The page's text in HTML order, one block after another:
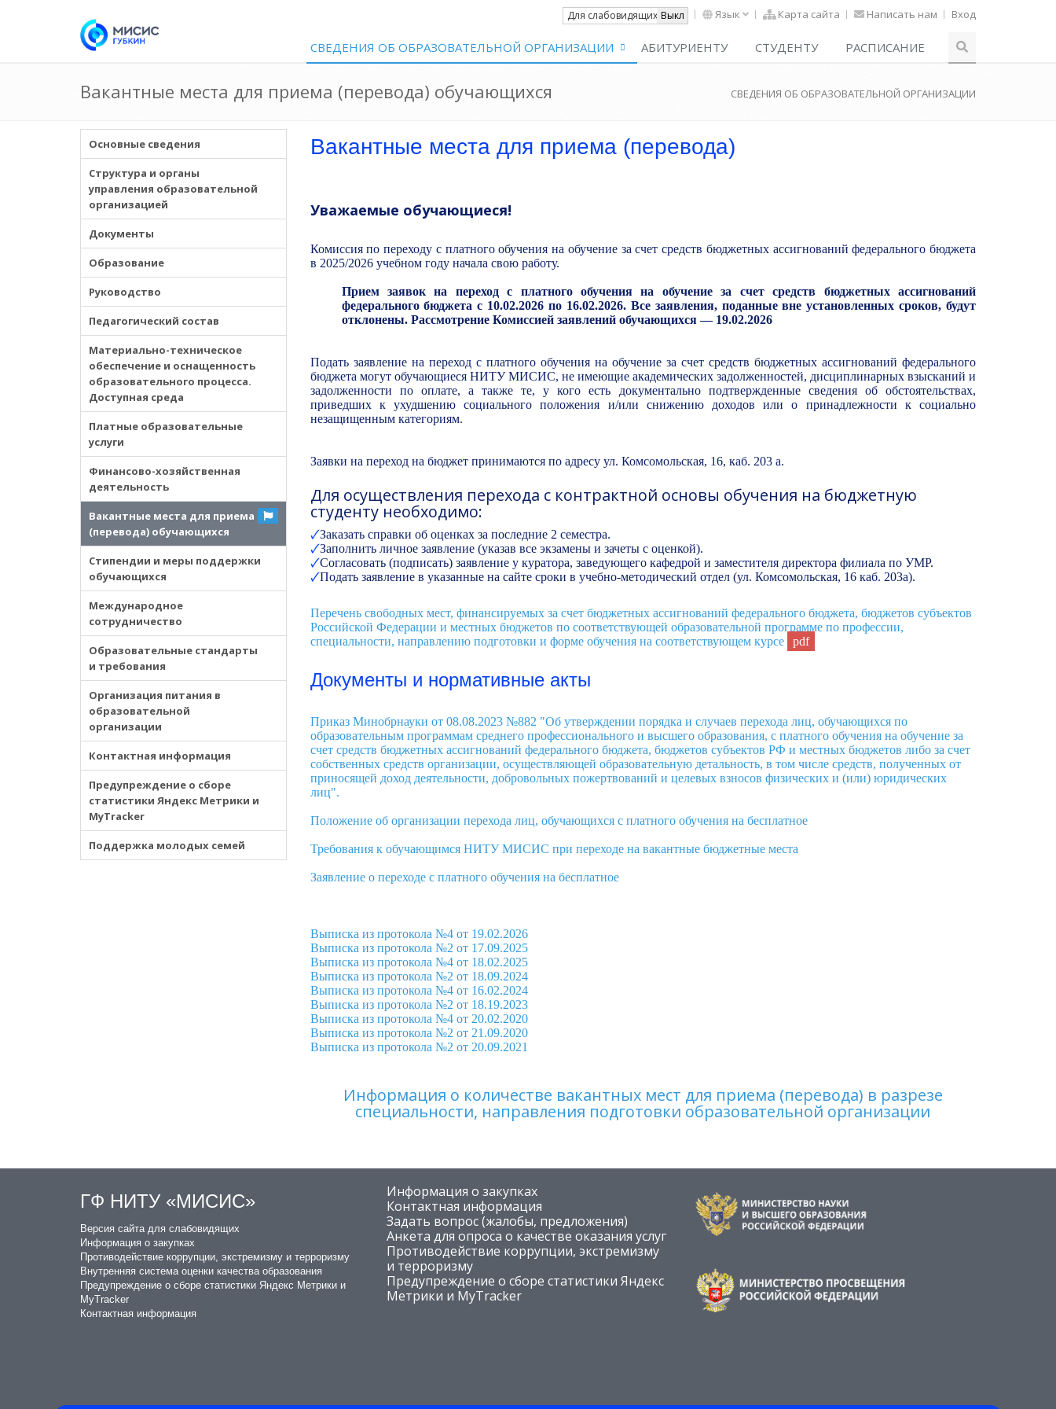
Для слабовидящих Выкл Язык Карта сайта Написать нам Вход
СВЕДЕНИЯ ОБ ОБРАЗОВАТЕЛЬНОЙ ОРГАНИЗАЦИИ АБИТУРИЕНТУ СТУДЕНТУ РАСПИСАНИЕ
Вакантные места для приема (перевода) обучающихся СВЕДЕНИЯ ОБ ОБРАЗОВАТЕЛЬНОЙ ОРГАНИЗАЦИИ
Основные сведения
Структура и органы
управления образовательной
организацией
Документы
Образование
Руководство
Педагогический состав
Материально-техническое
обеспечение и оснащенность
образовательного процесса.
Доступная среда
Платные образовательные
услуги
Финансово-хозяйственная
деятельность
Вакантные места для приема
(перевода) обучающихся
Стипендии и меры поддержки
обучающихся
Международное
сотрудничество
Образовательные стандарты
и требования
Организация питания в
образовательной
организации
Контактная информация
Предупреждение о сборе
статистики Яндекс Метрики и
MyTracker
Поддержка молодых семей
Вакантные места для приема (перевода)
Уважаемые обучающиеся!
Комиссия по переходу с платного обучения на обучение за счет средств бюджетных ассигнований федерального бюджета
в 2025/2026 учебном году начала свою работу.
Прием заявок на переход с платного обучения на обучение за счет средств бюджетных ассигнований
федерального бюджета с 10.02.2026 по 16.02.2026. Все заявления, поданные вне установленных сроков, будут
отклонены. Рассмотрение Комиссией заявлений обучающихся — 19.02.2026
Подать заявление на переход с платного обучения на обучение за счет средств бюджетных ассигнований федерального
бюджета могут обучающиеся НИТУ МИСИС, не имеющие академических задолженностей, дисциплинарных взысканий и
задолженности по оплате, а также те, у кого есть документально подтвержденные сведения об обстоятельствах,
приведших к ухудшению социального положения и/или снижению доходов или о принадлежности к социально
незащищенным категориям.
Заявки на переход на бюджет принимаются по адресу ул. Комсомольская, 16, каб. 203 а.
Для осуществления перехода с контрактной основы обучения на бюджетную
студенту необходимо:
🗸Заказать справки об оценках за последние 2 семестра.
🗸Заполнить личное заявление (указав все экзамены и зачеты с оценкой).
🗸Согласовать (подписать) заявление у куратора, заведующего кафедрой и заместителя директора филиала по УМР.
🗸Подать заявление в указанные на сайте сроки в учебно-методический отдел (ул. Комсомольская, 16 каб. 203а).
Перечень свободных мест, финансируемых за счет бюджетных ассигнований федерального бюджета, бюджетов субъектов
Российской Федерации и местных бюджетов по соответствующей образовательной программе по профессии,
специальности, направлению подготовки и форме обучения на соответствующем курсе
pdf
Документы и нормативные акты
Приказ Минобрнауки от 08.08.2023 №882 "Об утверждении порядка и случаев перехода лиц, обучающихся по
образовательным программам среднего профессионального и высшего образования, с платного обучения на обучение за
счет средств бюджетных ассигнований федерального бюджета, бюджетов субъектов РФ и местных бюджетов либо за счет
собственных средств организации, осуществляющей образовательную детальность, в том числе средств, полученных от
приносящей доход деятельности, добровольных пожертвований и целевых взносов физических и (или) юридических
лиц".
Положение об организации перехода лиц, обучающихся с платного обучения на бесплатное
Требования к обучающимся НИТУ МИСИС при переходе на вакантные бюджетные места
Заявление о переходе с платного обучения на бесплатное
Выписка из протокола №4 от 19.02.2026
Выписка из протокола №2 от 17.09.2025
Выписка из протокола №4 от 18.02.2025
Выписка из протокола №2 от 18.09.2024
Выписка из протокола №4 от 16.02.2024
Выписка из протокола №2 от 18.19.2023
Выписка из протокола №4 от 20.02.2020
Выписка из протокола №2 от 21.09.2020
Выписка из протокола №2 от 20.09.2021
Информация о количестве вакантных мест для приема (перевода) в разрезе
специальности, направления подготовки образовательной организации
ГФ НИТУ «МИСИС»
​Версия сайта для слабовидящих
Информация о закупках
Противодействие коррупции, экстремизму и терроризму
Внутренняя система оценки качества образования
Предупреждение о сборе статистики Яндекс Метрики и
MyTracker
Контактная информация
Информация о закупках
Контактная информация
Задать вопрос (жалобы, предложения)
Анкета для опроса о качестве оказания услуг
Противодействие коррупции, экстремизму
и терроризму
Предупреждение о сборе статистики Яндекс
Метрики и MyTracker